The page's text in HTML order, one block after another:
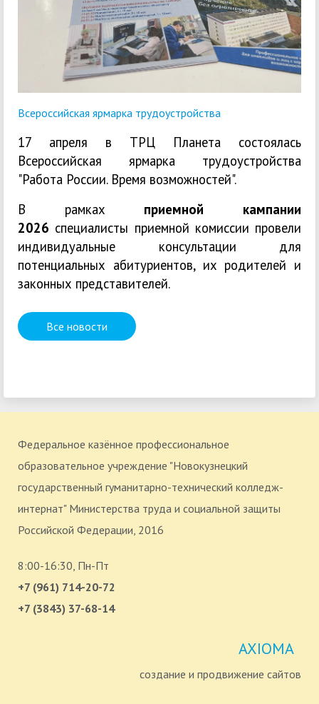
Всероссийская ярмарка трудоустройства
17 апреля в ТРЦ Планета состоялась
Всероссийская ярмарка трудоустройства
"Работа России. Время возможностей".
В рамках приемной кампании
2026 специалисты приемной комиссии провели
индивидуальные консультации для
потенциальных абитуриентов, их родителей и
законных представителей.
Все новости
Федеральное казённое профессиональное
образовательное учреждение "Новокузнецкий
государственный гуманитарно-технический колледж-
интернат" Министерства труда и социальной защиты
Российской Федерации, 2016
8:00-16:30, Пн-Пт
+7 (961) 714-20-72
+7 (3843) 37-68-14
AXIOMA
создание и продвижение сайтов